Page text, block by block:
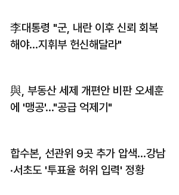
李대통령 "군, 내란 이후 신뢰 회복
해야…지휘부 헌신해달라"
與, 부동산 세제 개편안 비판 오세훈
에 '맹공'…"공급 억제기"
합수본, 선관위 9곳 추가 압색…강남
·서초도 '투표율 허위 입력' 정황